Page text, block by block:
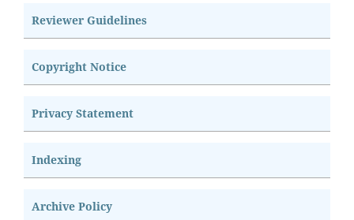
Reviewer Guidelines
Copyright Notice
Privacy Statement
Indexing
Archive Policy